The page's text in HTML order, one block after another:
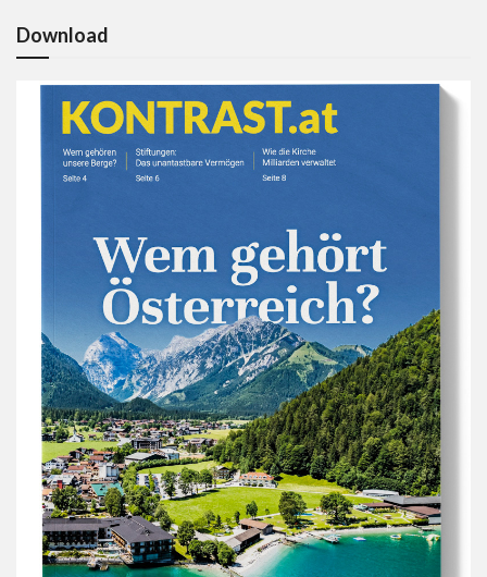
Download